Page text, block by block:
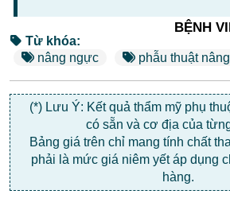
BỆNH
Từ khóa:
nâng ngực
phẫu thuật
(*) Lưu Ý: Kết quả thẩm mỹ phụ
có sẵn và cơ địa của
Bảng giá trên chỉ mang tính chất
phải là mức giá niêm yết áp dụng
hàng.